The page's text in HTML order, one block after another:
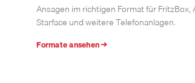
Ansagen im richtigen Format für FritzBox,
Starface und weitere Telefonanlagen.
Formate ansehen →